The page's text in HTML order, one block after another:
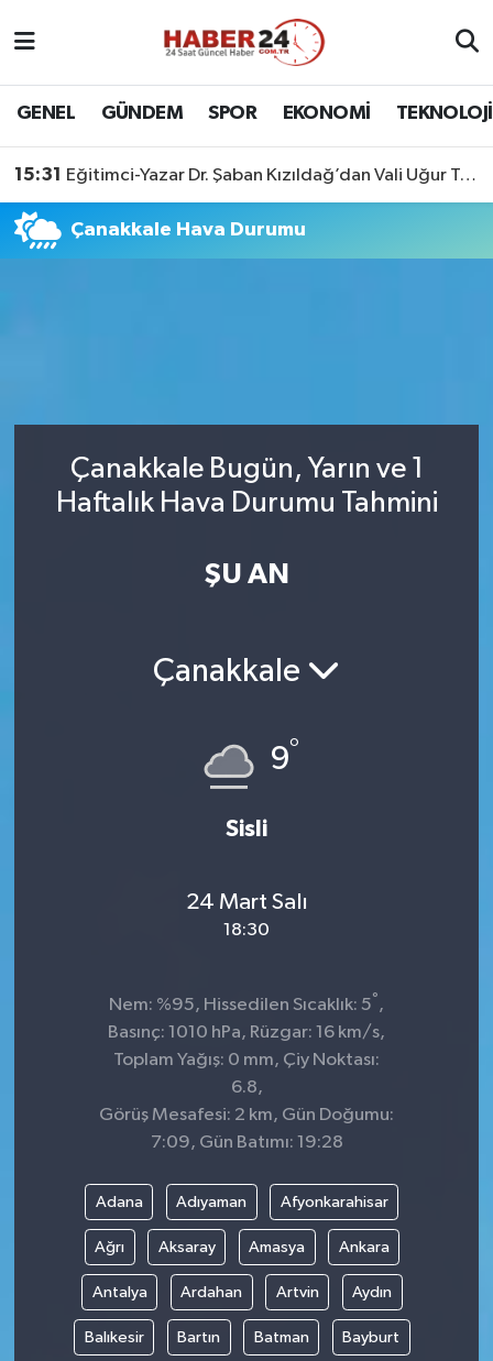
GENEL GÜNDEM SPOR EKONOMİ TEKNOLOJİ
15:31 Eğitimci-Yazar Dr. Şaban Kızıldağ’dan Vali Uğur Turan’a Ziyaret
Çanakkale Hava Durumu
Çanakkale Bugün, Yarın ve 1
Haftalık Hava Durumu Tahmini
ŞU AN
Çanakkale
9°
Sisli
24 Mart Salı
18:30
Nem: %95, Hissedilen Sıcaklık: 5° ,
Basınç: 1010 hPa, Rüzgar: 16 km/s,
Toplam Yağış: 0 mm, Çiy Noktası:
6.8,
Görüş Mesafesi: 2 km, Gün Doğumu:
7:09, Gün Batımı: 19:28
Adana Adıyaman Afyonkarahisar
Ağrı Aksaray Amasya Ankara
Antalya Ardahan Artvin Aydın
Balıkesir Bartın Batman Bayburt
Nöbetçi Eczaneler
Haber Arşivi